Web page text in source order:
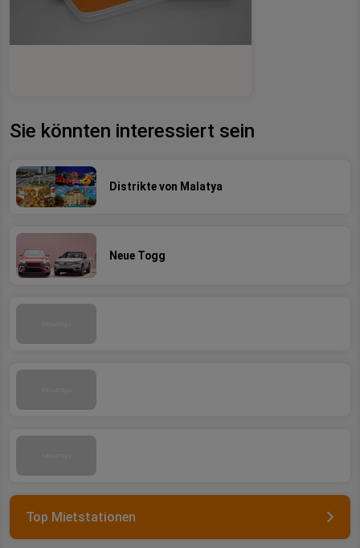
Sie könnten interessiert sein
Distrikte von Malatya
Neue Togg
Top Mietstationen